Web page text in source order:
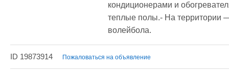
кондиционерами и
теплые полы.- На территории
волейбола.
ID 19873914 Пожаловаться на объявление